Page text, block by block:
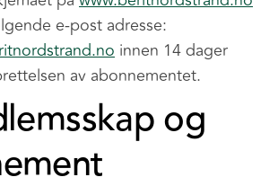
e-post adresse:
innen 14 dager
av abonnementet.
og